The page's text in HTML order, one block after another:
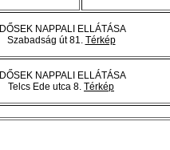
IDŐSEK NAPPALI ELLÁTÁSA
Szabadság út 81. Térkép
IDŐSEK NAPPALI ELLÁTÁSA
Telcs Ede utca 8. Térkép